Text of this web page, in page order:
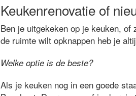
Keukenrenovatie of
Ben je uitgekeken op je keuken,
de ruimte wilt opknappen heb je
Welke optie is de beste?
Als je keuken nog in een goede